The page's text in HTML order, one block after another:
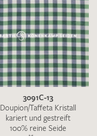
3091C-13
Doupion/Taffeta Kristall
kariert und gestreift
100% reine Seide